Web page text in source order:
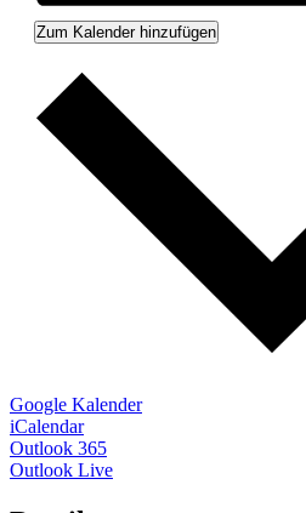
Zum Kalender hinzufügen
Google Kalender
iCalendar
Outlook 365
Outlook Live